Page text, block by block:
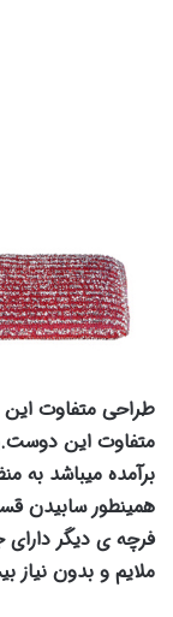
طراحی متفاوت این
متفاوت این
برآمده میباشد به
همینطور سابیدن
فرچه ی دیگر دارای
ملایم و بدون نیاز